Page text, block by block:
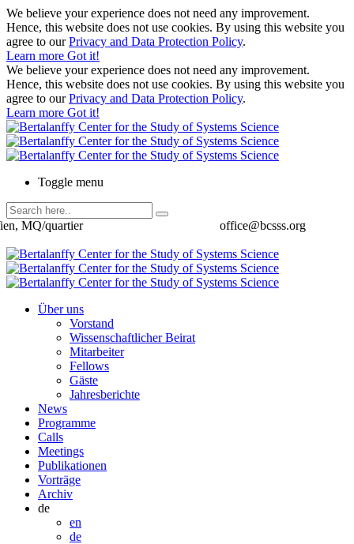
We believe your experience does not need any improvement.
Hence, this website does not use cookies. By using this website you
agree to ourPrivacy and Data Protection Policy.
Learn more Got it!
We believe your experience does not need any improvement.
Hence, this website does not use cookies. By using this website you
agree to ourPrivacy and Data Protection Policy.
Learn more Got it!
Toggle menu
office@bcsss.org
MQ/quartier
Über uns
Vorstand
Wissenschaftlicher Beirat
Mitarbeiter
Fellows
Gäste
Jahresberichte
News
Programme
Calls
Meetings
Publikationen
Vorträge
Archiv
de
en
de